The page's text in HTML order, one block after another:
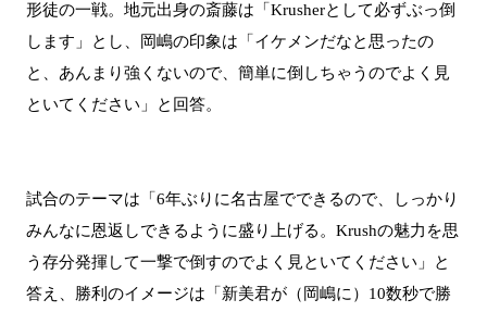
形徒の一戦。地元出身の斎藤は「Krusherとして必ずぶっ倒
します」とし、岡嶋の印象は「イケメンだなと思ったの
と、あんまり強くないので、簡単に倒しちゃうのでよく見
といてください」と回答。
試合のテーマは「6年ぶりに名古屋でできるので、しっかり
みんなに恩返しできるように盛り上げる。Krushの魅力を思
う存分発揮して一撃で倒すのでよく見といてください」と
答え、勝利のイメージは「新美君が（岡嶋に）10数秒で勝